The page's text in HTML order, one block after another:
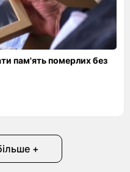
пам'ять померлих без
+